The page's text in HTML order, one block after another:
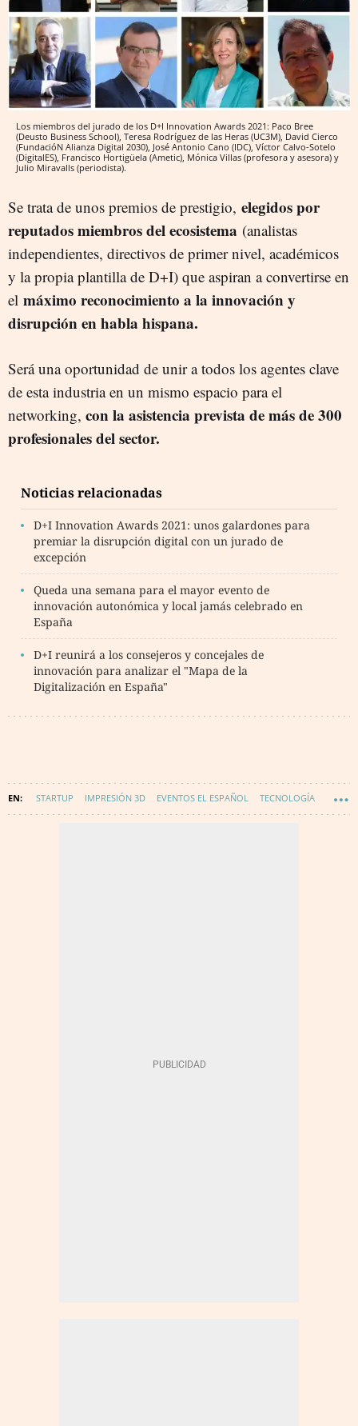
Los miembros del jurado de los D+I Innovation Awards 2021: Paco Bree
(Deusto Business School), Teresa Rodríguez de las Heras (UC3M), David Cierco
(FundacióN Alianza Digital 2030), José Antonio Cano (IDC), Víctor Calvo-Sotelo
(DigitalES), Francisco Hortigüela (Ametic), Mónica Villas (profesora y asesora) y
Julio Miravalls (periodista).
Se trata de unos premios de prestigio, elegidos por
reputados miembros del ecosistema (analistas
independientes, directivos de primer nivel, académicos
y la propia plantilla de D+I) que aspiran a convertirse en
el máximo reconocimiento a la innovación y
disrupción en habla hispana.
Será una oportunidad de unir a todos los agentes clave
de esta industria en un mismo espacio para el
networking, con la asistencia prevista de más de 300
profesionales del sector.
Noticias relacionadas
D+I Innovation Awards 2021: unos galardones para
premiar la disrupción digital con un jurado de
excepción
Queda una semana para el mayor evento de
innovación autonómica y local jamás celebrado en
España
D+I reunirá a los consejeros y concejales de
innovación para analizar el "Mapa de la
Digitalización en España"
STARTUP IMPRESIÓN 3D EVENTOS EL ESPAÑOL TECNOLOGÍA